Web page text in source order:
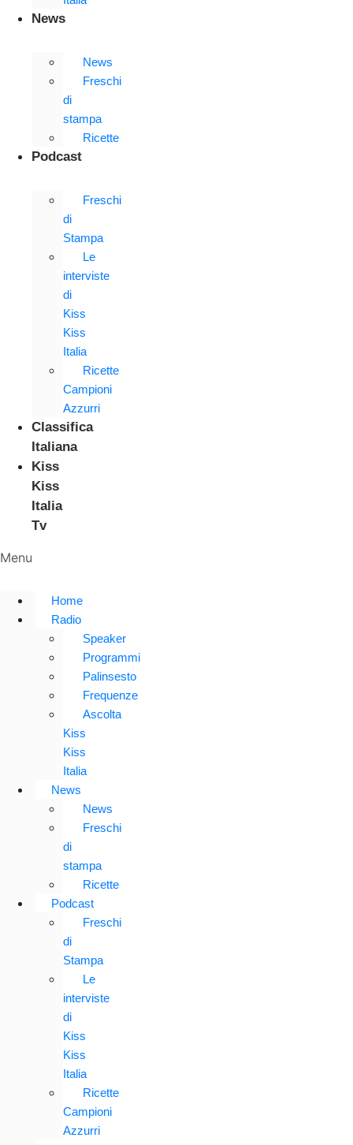
News
News
Freschi
di
stampa
Ricette
Podcast
Freschi
di
Stampa
Le
interviste
di
Kiss
Kiss
Italia
Ricette
Campioni
Azzurri
Classifica
Italiana
Kiss
Kiss
Italia
Tv
Menu
Home
Radio
Speaker
Programmi
Palinsesto
Frequenze
Ascolta
Kiss
Kiss
Italia
News
News
Freschi
di
stampa
Ricette
Podcast
Freschi
di
Stampa
Le
interviste
di
Kiss
Kiss
Italia
Ricette
Campioni
Azzurri